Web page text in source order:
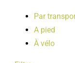
Par
A pied
À vélo